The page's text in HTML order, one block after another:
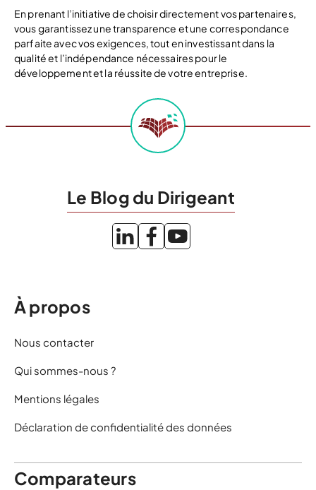
En prenant l’initiative de choisir directement vos partenaires,
vous garantissez une transparence et une correspondance
parfaite avec vos exigences, tout en investissant dans la
qualité et l’indépendance nécessaires pour le
développement et la réussite de votre entreprise.
Le Blog du Dirigeant
À propos
Nous contacter
Qui sommes-nous ?
Mentions légales
Déclaration de confidentialité des données
Comparateurs